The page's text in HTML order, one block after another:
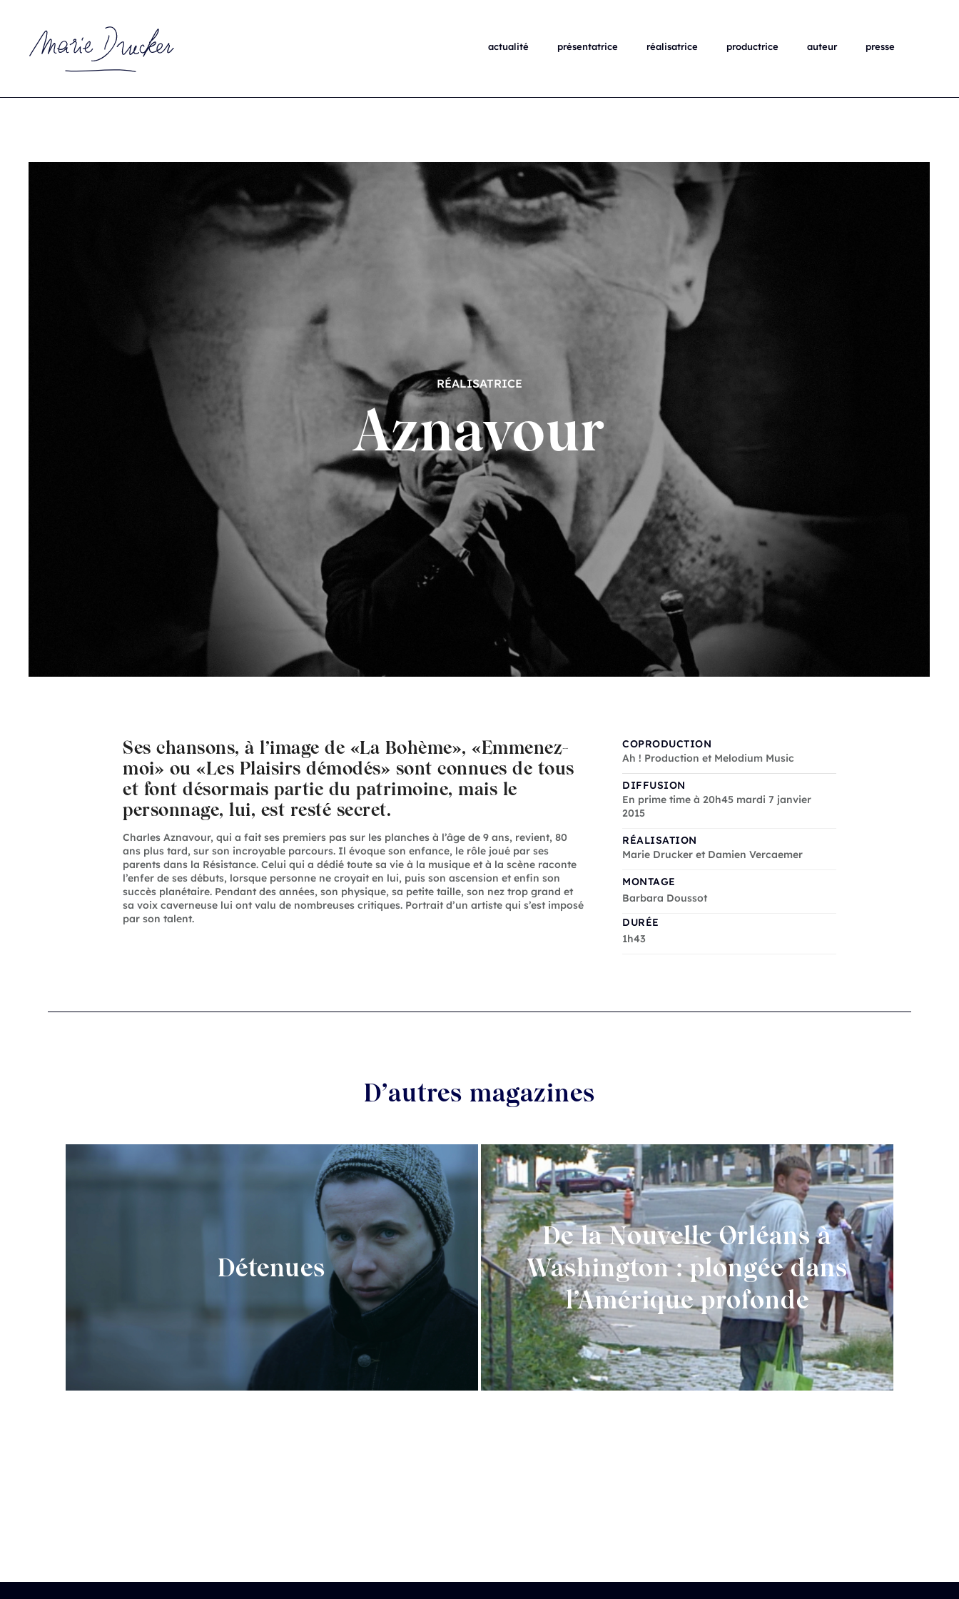
actualité présentatrice réalisatrice productrice auteur presse
RÉALISATRICE
Aznavour
Ses chansons, à l’image de «La Bohème», «Emmenez-
moi» ou «Les Plaisirs démodés» sont connues de tous
et font désormais partie du patrimoine, mais le
personnage, lui, est resté secret.
Charles Aznavour, qui a fait ses premiers pas sur les planches à l’âge de 9 ans, revient, 80
ans plus tard, sur son incroyable parcours. Il évoque son enfance, le rôle joué par ses
parents dans la Résistance. Celui qui a dédié toute sa vie à la musique et à la scène raconte
l’enfer de ses débuts, lorsque personne ne croyait en lui, puis son ascension et enfin son
succès planétaire. Pendant des années, son physique, sa petite taille, son nez trop grand et
sa voix caverneuse lui ont valu de nombreuses critiques. Portrait d’un artiste qui s’est imposé
par son talent.
COPRODUCTION
Ah ! Production et Melodium Music
DIFFUSION
En prime time à 20h45 mardi 7 janvier
2015
RÉALISATION
Marie Drucker et Damien Vercaemer
MONTAGE
Barbara Doussot
DURÉE
1h43
D’autres magazines
Détenues
De la Nouvelle Orléans à
Washington : plongée dans
l’Amérique profonde